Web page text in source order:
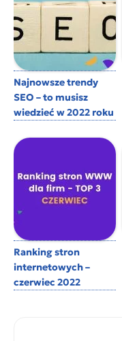
Najnowsze trendy
SEO – to musisz
wiedzieć w 2022 roku
Ranking stron
internetowych –
czerwiec 2022